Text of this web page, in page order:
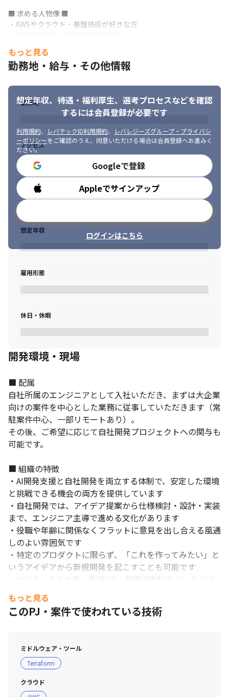
■ 求める人物像 ■
・AWSやクラウド・基盤技術が好きな方
・他者とのコミュニケーションに抵抗がない方
・チームで開発／運用ができる方
・落ち着いて周囲をサポートできる方
・“とりあえず触ってみる” を自然にやれる方
・技術を深く理解することが好きな方
もっと見る
勤務地・給与・その他情報
想定年収、待遇・福利厚生、 選考プロセスなどを確認
するには会員登録が必要です
利用規約、 レバテックID利用規約、
レバレジーズグループ・プライバシ
ーポリシーをご確認のうえ、同意いただける場合は会員登録へお進みく
ださい。
Googleで登録
Appleでサインアップ
ログインはこちら
勤務地
アクセス
勤務時間
想定年収
雇用形態
休日・休暇
開発環境・現場
■ 配属
自社所属のエンジニアとして入社いただき、まずは大企業
向けの案件を中心とした業務に従事していただきます（常
駐案件中心、一部リモートあり）。
その後、ご希望に応じて自社開発プロジェクトへの関与も
可能です。
■ 組織の特徴
・AI開発支援と自社開発を両立する体制で、安定した環境
と挑戦できる機会の両方を提供しています
・自社開発では、アイデア提案から仕様検討・設計・実装
まで、エンジニア主導で進める文化があります
・役職や年齢に関係なくフラットに意見を出し合える風通
しのよい雰囲気です
・特定のプロダクトに限らず、「これを作ってみたい」と
いうアイデアから新規開発を起こすことも可能です
・サバティカル休暇、副業OK、裁量労働制など、ライフ
スタイルに合わせた働き方を実現できます
■ 教育・スキルアップ支援
・将来的には、社内向け勉強会・LT・プロダクト開発支
援などの制度も整備予定です
・本人の意向に応じた案件アサインやキャリア面談を定期
的に実施しています
もっと見る
このPJ・案件で使われている技術
ミドルウェア・ツール
Terraform
クラウド